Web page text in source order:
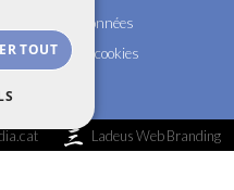
des données
Politique de cookies
Ladeus Web Branding
TOUT